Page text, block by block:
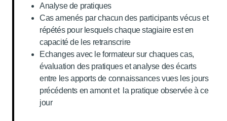
Analyse de pratiques
Cas amenés par chacun des participants vécus et
répétés pour lesquels chaque stagiaire est en
capacité de les retranscrire
Echanges avec le formateur sur chaques cas,
évaluation des pratiques et analyse des écarts
entre les apports de connaissances vues les jours
précédents en amont et la pratique observée à ce
jour